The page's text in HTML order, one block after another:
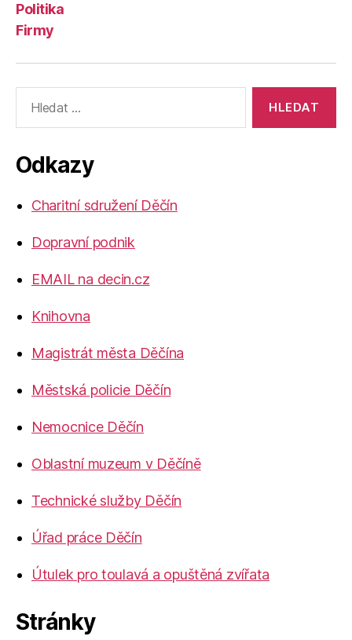
Politika
Firmy
vyhledávání:
Odkazy
Charitní sdružení Děčín
Dopravní podnik
EMAIL na decin.cz
Knihovna
Magistrát města Děčína
Městská policie Děčín
Nemocnice Děčín
Oblastní muzeum v Děčíně
Technické služby Děčín
Úřad práce Děčín
Útulek pro toulavá a opuštěná zvířata
Stránky